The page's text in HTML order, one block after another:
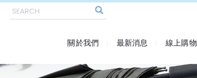
關於我們 最新消息 線上購物